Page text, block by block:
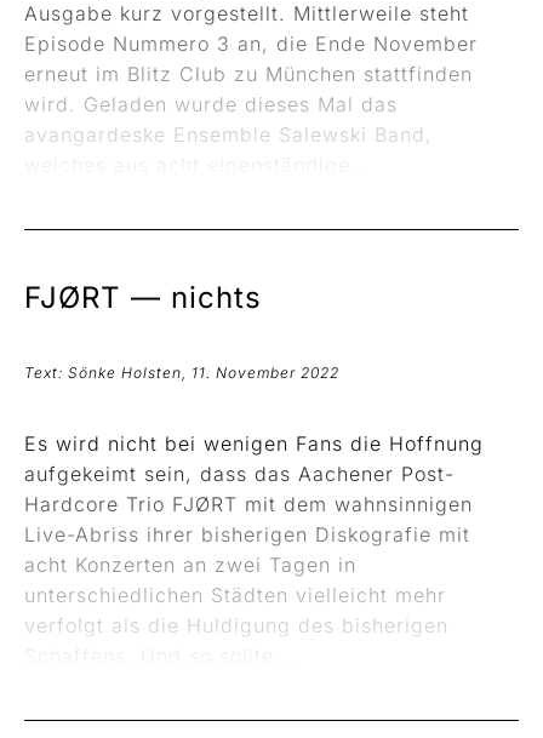
Ausgabe kurz vorgestellt. Mittlerweile steht
Episode Nummero 3 an, die Ende November
erneut im Blitz Club zu München stattfinden
wird. Geladen wurde dieses Mal das
avangardeske Ensemble Salewski Band,
FJØRT — nichts
Text: Sönke Holsten, 11. November 2022
Es wird nicht bei wenigen Fans die Hoffnung
aufgekeimt sein, dass das Aachener Post-
Hardcore Trio FJØRT mit dem wahnsinnigen
Live-Abriss ihrer bisherigen Diskografie mit
acht Konzerten an zwei Tagen in
unterschiedlichen Städten vielleicht mehr
verfolgt als die Huldigung des bisherigen